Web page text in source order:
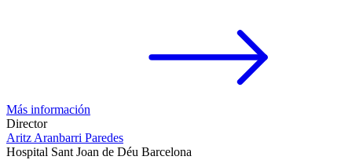
Más información
Director
Aritz Aranbarri Paredes
Hospital Sant Joan de Déu Barcelona